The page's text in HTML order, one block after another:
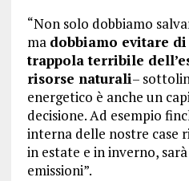
“Non solo dobbiamo
ma dobbiamo evitare
trappola terribile
risorse naturali–
energetico è anche un
decisione. Ad esempio
interna delle nostre case
in estate e in inverno,
emissioni”.